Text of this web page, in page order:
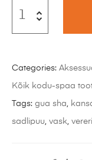
Categories:
Kõik kodu-spaa
Tags: gua sha
sadlipuu vask